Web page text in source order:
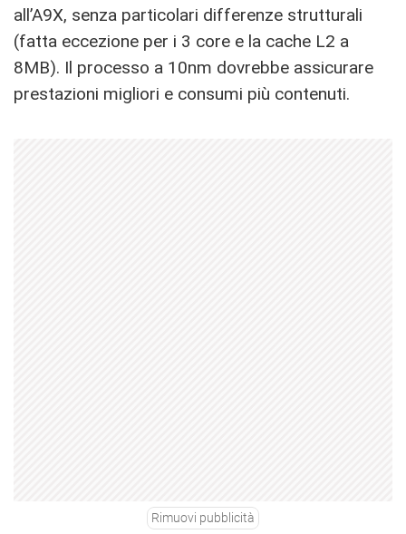
all’A9X, senza particolari differenze strutturali
(fatta eccezione per i 3 core e la cache L2 a
8MB). Il processo a 10nm dovrebbe assicurare
prestazioni migliori e consumi più contenuti.
Rimuovi pubblicità